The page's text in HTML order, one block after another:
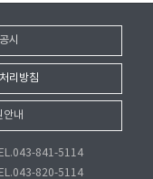
시
리방침
안내
841-5114
820-5114